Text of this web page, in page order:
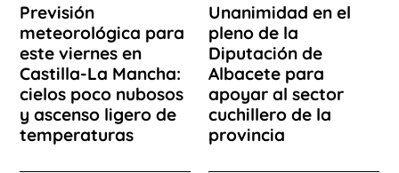
Previsión
meteorológica para
este viernes en
Castilla-La Mancha:
cielos poco nubosos
y ascenso ligero de
temperaturas
Unanimidad en el
pleno de la
Diputación de
Albacete para
apoyar al sector
cuchillero de la
provincia